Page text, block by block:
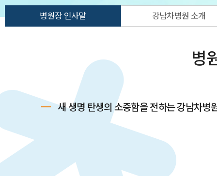
병원장 인사말 강남차병원 소개
병
새 생명 탄생의 소중함을 전하는 강남차병